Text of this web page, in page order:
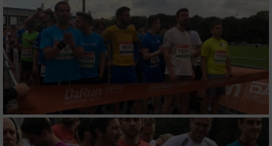
Messung der Werbeleistung
Messung der Performance von Inhalten
Analyse von Zielgruppen durch Statistiken
oder Kombinationen von Daten aus
Entwicklung und Verbesserung der Angebote